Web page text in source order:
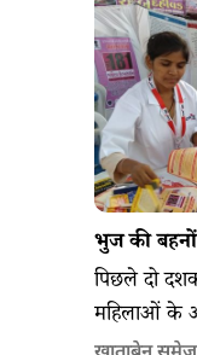
भुज की
पिछले दो
महिलाओं के